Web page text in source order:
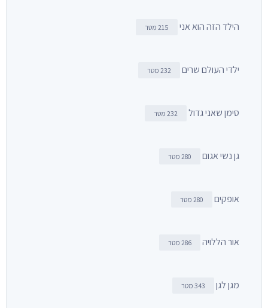
הילד הזה הוא אני 215 מטר
ילדי העולם שרים 232 מטר
סימן שאני גדול 232 מטר
גן נשי אגום 280 מטר
אופקים 280 מטר
אור הללויה 286 מטר
מגן לגן 343 מטר